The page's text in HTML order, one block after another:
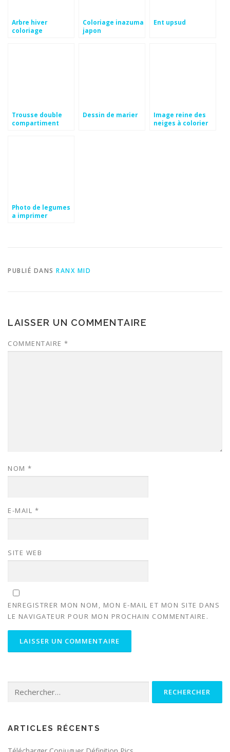
Arbre hiver
coloriage
Coloriage inazuma
japon
Ent upsud
Trousse double
compartiment
Dessin de marier
Image reine des
neiges à colorier
Photo de legumes
a imprimer
PUBLIÉ DANS RANX MID
LAISSER UN COMMENTAIRE
COMMENTAIRE *
NOM *
E-MAIL *
SITE WEB
ENREGISTRER MON NOM, MON E-MAIL ET MON SITE DANS
LE NAVIGATEUR POUR MON PROCHAIN COMMENTAIRE.
ARTICLES RÉCENTS